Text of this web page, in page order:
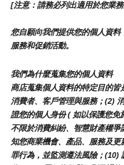
[注意：請務必列出適用於您業
您自願向我們提供您的個人資
服務和促銷活動。
我們為什麼蒐集您的個人資料
商店蒐集個人資料的特定目的
消費者、客戶管理與服務；(2)
證您的個人身份 ( 如以保護您免
不限於消費糾紛、智慧財產權
知您商業機會、產品、服務及
罪行為，並監測遵法風險；(10)